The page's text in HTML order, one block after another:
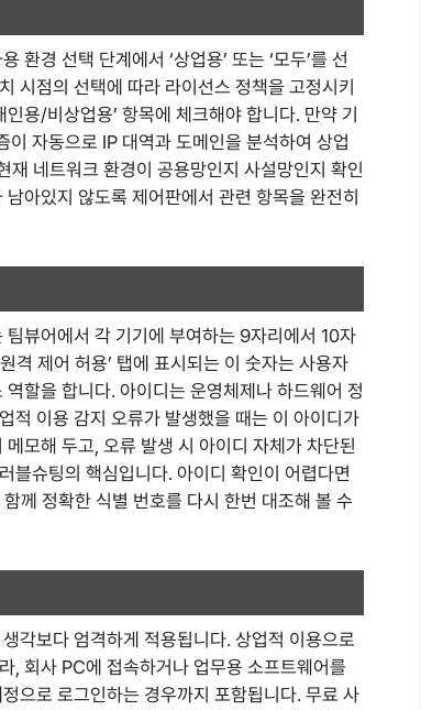
환경 선택 단계에서 ‘상업용’ 또는 ‘모두’를 선
시점의 선택에 따라 라이선스 정책을 고정시키
용/비상업용’ 항목에 체크해야 합니다. 만약 기
자동으로 IP 대역과 도메인을 분석하여 상업
네트워크 환경이 공용망인지 사설망인지 확인
아있지 않도록 제어판에서 관련 항목을 완전히
뷰어에서 각 기기에 부여하는 9자리에서 10자
격 제어 허용’ 탭에 표시되는 이 숫자는 사용자
할을 합니다. 아이디는 운영체제나 하드웨어 정
적 이용 감지 오류가 발생했을 때는 이 아이디가
모해 두고, 오류 발생 시 아이디 자체가 차단된
블슈팅의 핵심입니다. 아이디 확인이 어렵다면
함께 정확한 식별 번호를 다시 한번 대조해 볼 수
각보다 엄격하게 적용됩니다. 상업적 이용으로
, 회사 PC에 접속하거나 업무용 소프트웨어를
으로 로그인하는 경우까지 포함됩니다. 무료 사